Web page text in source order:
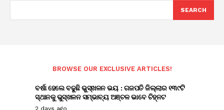
SEARCH
BROWSE OUR EXCLUSIVE ARTICLES!
ବର୍ଷା ହେଲେ ବଢୁଛି ଭୁସ୍ଖଳନ ଭୟ : ଗଜପତି ଜିଲ୍ଲାର ୧୩୯ଟି
ସ୍ଥାନକୁ ଭୁସ୍ଖଳନ ସମ୍ଭାବ୍ୟ ଅଞ୍ଚଳ ଭାବେ ଚିହ୍ନଟ
2 days ago